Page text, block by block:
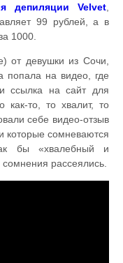
депиляции Velvet,
99 рублей, а в
1000.
от девушки из Сочи,
попала на видео, где
ссылка на сайт для
как-то, то хвалит, то
себе видео-отзыв
которые сомневаются
бы «хвалебный и
рассеялись.